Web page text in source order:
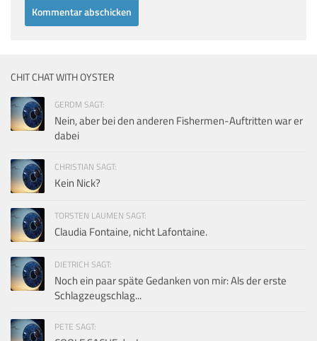
CHIT CHAT WITH OYSTER
GERDM SAGT:
Nein, aber bei den anderen Fishermen-Auftritten war er
dabei
CHRISTIAN SAGT:
Kein Nick?
TORSTEN LAUMEN SAGT:
Claudia Fontaine, nicht Lafontaine.
DIETRICH SAGT:
Noch ein paar späte Gedanken von mir: Als der erste
Schlagzeugschlag...
PETE SAGT: